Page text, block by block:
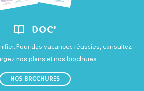
DOC'
Pour des vacances réussies, consultez
nos plans et nos brochures.
NOS BROCHURES